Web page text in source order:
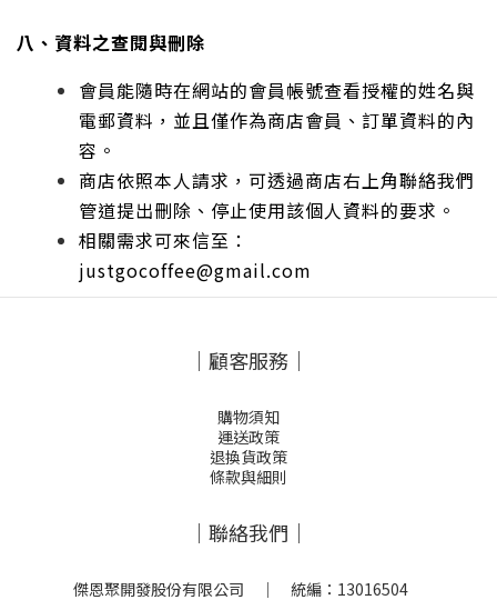
八、資料之查閱與刪除
會員能隨時在網站的會員帳號查看授權的姓名與
電郵資料，並且僅作為商店會員、訂單資料的內
容。
商店依照本人請求，可透過商店右上角聯絡我們
管道提出刪除、停止使用該個人資料的要求。
相關需求可來信至：
justgocoffee@gmail.com
｜顧客服務｜
購物須知
運送政策
退換貨政策
條款與細則
｜聯絡我們｜
傑恩聚開發股份有限公司 ｜ 統編：13016504